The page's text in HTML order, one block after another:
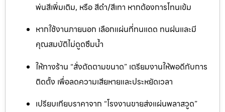
พ่นสีเพิ่มเติม, หรือ สีดำ/สีเทา หากต้องการโทนเข้ม
หากใช้งานภายนอก เลือกแผ่นที่ทนแดด ทนฝนและมี
คุณสมบัติไม่ดูดซึมน้ำ
ให้ทางร้าน “สั่งตัดตามขนาด” เตรียมงานให้พอดีกับการ
ติดตั้ง เพื่อลดความเสียหายและประหยัดเวลา
เปรียบเทียบราคาจาก “โรงงานขายส่งแผ่นพลาสวูด”